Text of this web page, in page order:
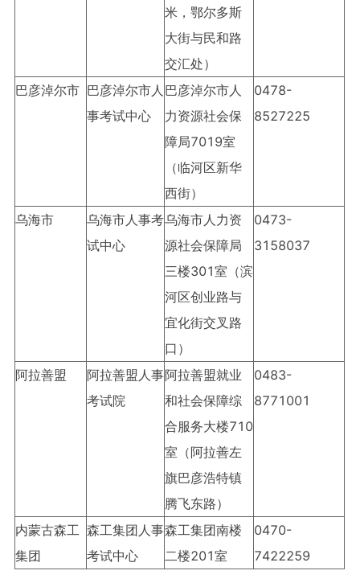
米，鄂尔多斯
大街与民和路
交汇处）
巴彦淖尔市 巴彦淖尔市人
事考试中心
巴彦淖尔市人
力资源社会保
障局7019室
（临河区新华
西街）
0478-
8527225
乌海市
乌海市人事考
试中心
乌海市人力资
源社会保障局
三楼301室（滨
河区创业路与
宜化街交叉路
口）
0473-
3158037
阿拉善盟
阿拉善盟人事
考试院
阿拉善盟就业
和社会保障综
合服务大楼710
室（阿拉善左
旗巴彦浩特镇
腾飞东路）
0483-
8771001
内蒙古森工
集团
森工集团人事
考试中心
森工集团南楼
二楼201室
0470-
7422259